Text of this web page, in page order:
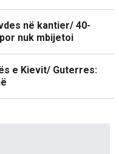
në kantier/ 40-
nuk mbijetoi
e Kievit/ Guterres: